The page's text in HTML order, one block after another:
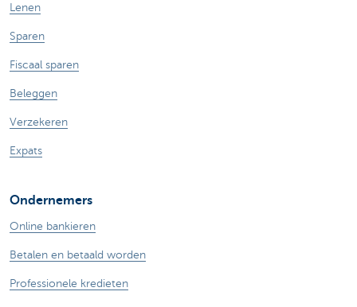
Lenen
Sparen
Fiscaal sparen
Beleggen
Verzekeren
Expats
Ondernemers
Online bankieren
Betalen en betaald worden
Professionele kredieten